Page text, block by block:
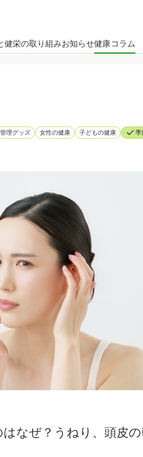
健栄の取り組みお知らせ健康コラム
理グッズ 女性の健康 子どもの健康
季
なぜ？うねり、頭皮